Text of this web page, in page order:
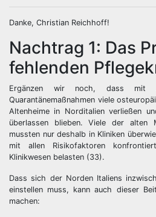
Danke, Christian Reichhoff!
Nachtrag 1: Das
fehlenden
Ergänzen wir noch, dass mit
Quarantänemaßnahmen viele
Altenheime in Norditalien verließen
überlassen blieben. Viele der alten
mussten nur deshalb in Kliniken
mit allen Risikofaktoren
Klinikwesen belasten (33).
Dass sich der Norden Italiens
einstellen muss, kann auch dieser
machen: